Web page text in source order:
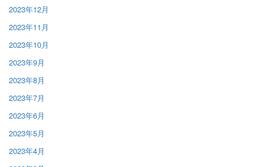
2023年12月
2023年11月
2023年10月
2023年9月
2023年8月
2023年7月
2023年6月
2023年5月
2023年4月